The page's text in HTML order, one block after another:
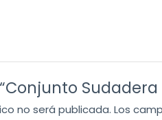
Sudadera
no será publicada. Los